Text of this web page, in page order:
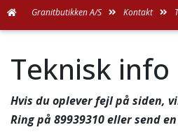
Teknisk info
Hvis du oplever fejl på siden,
Ring på89939310eller send
Granitbutikken A/S Kontakt